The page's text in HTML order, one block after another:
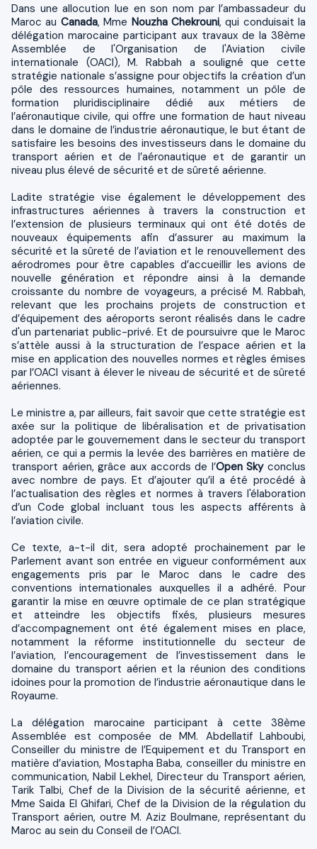
Dans une allocution lue en son nom par l’ambassadeur du
Maroc au Canada, Mme Nouzha Chekrouni, qui conduisait la
délégation marocaine participant aux travaux de la 38ème
Assemblée de l'Organisation de l'Aviation civile
internationale (OACI), M. Rabbah a souligné que cette
stratégie nationale s’assigne pour objectifs la création d’un
pôle des ressources humaines, notamment un pôle de
formation pluridisciplinaire dédié aux métiers de
l’aéronautique civile, qui offre une formation de haut niveau
dans le domaine de l’industrie aéronautique, le but étant de
satisfaire les besoins des investisseurs dans le domaine du
transport aérien et de l’aéronautique et de garantir un
niveau plus élevé de sécurité et de sûreté aérienne.
Ladite stratégie vise également le développement des
infrastructures aériennes à travers la construction et
l’extension de plusieurs terminaux qui ont été dotés de
nouveaux équipements afin d’assurer au maximum la
sécurité et la sûreté de l’aviation et le renouvellement des
aérodromes pour être capables d’accueillir les avions de
nouvelle génération et répondre ainsi à la demande
croissante du nombre de voyageurs, a précisé M. Rabbah,
relevant que les prochains projets de construction et
d’équipement des aéroports seront réalisés dans le cadre
d'un partenariat public-privé. Et de poursuivre que le Maroc
s’attèle aussi à la structuration de l’espace aérien et la
mise en application des nouvelles normes et règles émises
par l’OACI visant à élever le niveau de sécurité et de sûreté
aériennes.
Le ministre a, par ailleurs, fait savoir que cette stratégie est
axée sur la politique de libéralisation et de privatisation
adoptée par le gouvernement dans le secteur du transport
aérien, ce qui a permis la levée des barrières en matière de
transport aérien, grâce aux accords de l’Open Skyconclus
avec nombre de pays. Et d’ajouter qu’il a été procédé à
l’actualisation des règles et normes à travers l'élaboration
d’un Code global incluant tous les aspects afférents à
l’aviation civile.
Ce texte, a-t-il dit, sera adopté prochainement par le
Parlement avant son entrée en vigueur conformément aux
engagements pris par le Maroc dans le cadre des
conventions internationales auxquelles il a adhéré. Pour
garantir la mise en œuvre optimale de ce plan stratégique
et atteindre les objectifs fixés, plusieurs mesures
d’accompagnement ont été également mises en place,
notamment la réforme institutionnelle du secteur de
l’aviation, l’encouragement de l’investissement dans le
domaine du transport aérien et la réunion des conditions
idoines pour la promotion de l’industrie aéronautique dans le
Royaume.
La délégation marocaine participant à cette 38ème
Assemblée est composée de MM. Abdellatif Lahboubi,
Conseiller du ministre de l’Equipement et du Transport en
matière d’aviation, Mostapha Baba, conseiller du ministre en
communication, Nabil Lekhel, Directeur du Transport aérien,
Tarik Talbi, Chef de la Division de la sécurité aérienne, et
Mme Saida El Ghifari, Chef de la Division de la régulation du
Transport aérien, outre M. Aziz Boulmane, représentant du
Maroc au sein du Conseil de l’OACI.